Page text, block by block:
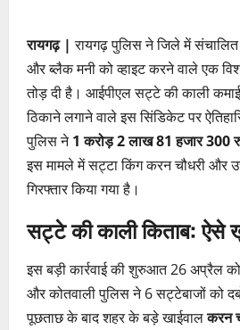
रायगढ़ | रायगढ़ पुलिस ने जिले में
और ब्लैक मनी को व्हाइट करने वाले एक
तोड़ दी है। आईपीएल सट्टे की काली
ठिकाने लगाने वाले इस सिंडिकेट पर
पुलिस ने1 करोड़ 2 लाख 81 हजार 300
इस मामले में सट्टा किंग करन चौधरी और
गिरफ्तार किया गया है।
सट्टे की काली किताब: ऐसे
इस बड़ी कार्रवाई की शुरुआत 26 अप्रैल
और कोतवाली पुलिस ने 6 सट्टेबाजों को
पूछताछ के बाद शहर के बड़े खाईवालकरन